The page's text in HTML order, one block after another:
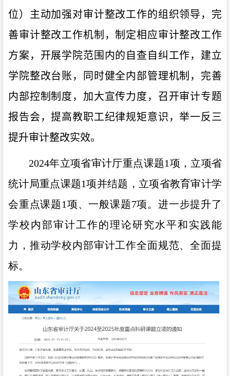
位）主动加强对审计整改工作的组织领导，完
善审计整改工作机制，制定相应审计整改工作
方案，开展学院范围内的自查自纠工作，建立
学院整改台账，同时健全内部管理机制，完善
内部控制制度，加大宣传力度，召开审计专题
报告会，提高教职工纪律规矩意识，举一反三
提升审计整改实效。
2024年立项省审计厅重点课题1项，立项省
统计局重点课题1项并结题，立项省教育审计学
会重点课题1项、一般课题7项。进一步提升了
学校内部审计工作的理论研究水平和实践能
力，推动学校内部审计工作全面规范、全面提
标。